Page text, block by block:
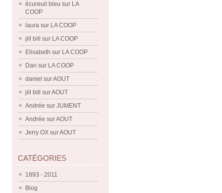
écureuil bleu sur LA
COOP
laura sur LA COOP
jill bill
sur LA COOP
Elisabeth sur LA COOP
Dan sur LA COOP
daniel surAOUT
jill bill
surAOUT
Andrée sur JUMENT
Andrée surAOUT
Jerry OX surAOUT
CATÉGORIES
1893 - 2011
Blog